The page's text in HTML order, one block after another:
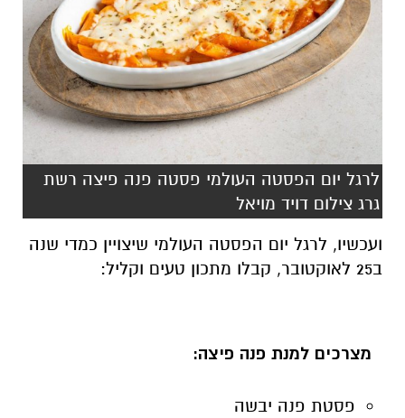
לרגל יום הפסטה העולמי פסטה פנה פיצה רשת
גרג צילום דויד מויאל
ועכשיו, לרגל יום הפסטה העולמי שיצויין כמדי שנה
ב25 לאוקטובר, קבלו מתכון טעים וקליל:
מצרכים למנת פנה פיצה:
פסטת פנה יבשה